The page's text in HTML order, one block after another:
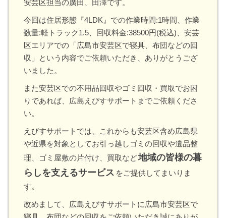
安芸区担当の廣田、田澤です。
今回は住居形態『4LDK』での作業時間:1時間、作業
数量:軽トラック1.5、回収料金:38500円(税込)、安芸
区エリアでの「広島市安芸区で寝具、布団などの回
収」という内容でご依頼いただき、ありがとうござ
いました。
また安芸区での不用品回収やゴミ回収・買取でお困
りであれば、広島えびすサポートまでご依頼くださ
い。
えびすサポートでは、これからも安芸区含め広島県
や近県を対象としてお引っ越しゴミの回収や遺品整
理、ゴミ屋敷の片付け、買取など地域の皆様の暮
らしを支えるサービス をご提供してまいりま
す。
改めまして、広島えびすサポートに広島市安芸区で